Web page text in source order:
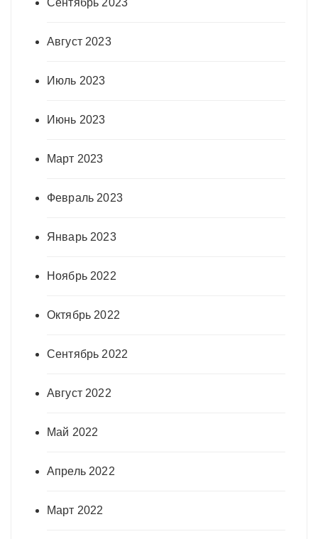
Сентябрь 2023
Август 2023
Июль 2023
Июнь 2023
Март 2023
Февраль 2023
Январь 2023
Ноябрь 2022
Октябрь 2022
Сентябрь 2022
Август 2022
Май 2022
Апрель 2022
Март 2022